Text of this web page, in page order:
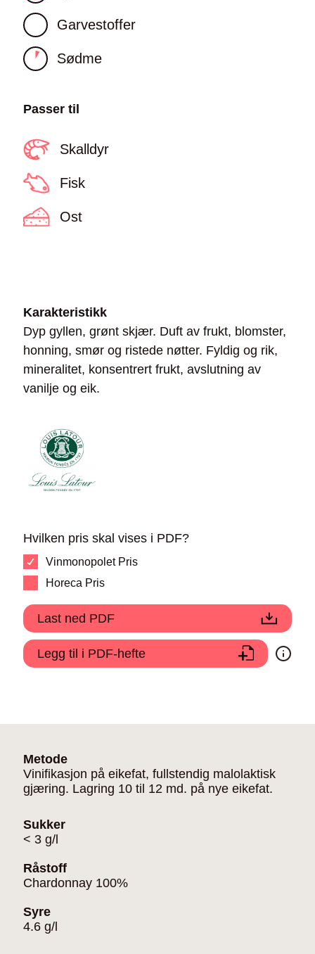
Garvestoffer
Sødme
Passer til
Skalldyr
Fisk
Ost
Karakteristikk
Dyp gyllen, grønt skjær. Duft av frukt, blomster,
honning, smør og ristede nøtter. Fyldig og rik,
mineralitet, konsentrert frukt, avslutning av
vanilje og eik.
Hvilken pris skal vises i PDF?
Vinmonopolet Pris
Horeca Pris
Last ned PDF
Legg til i PDF-hefte
Metode
Vinifikasjon på eikefat, fullstendig malolaktisk
gjæring. Lagring 10 til 12 md. på nye eikefat.
Sukker
< 3 g/l
Råstoff
Chardonnay 100%
Syre
4.6 g/l